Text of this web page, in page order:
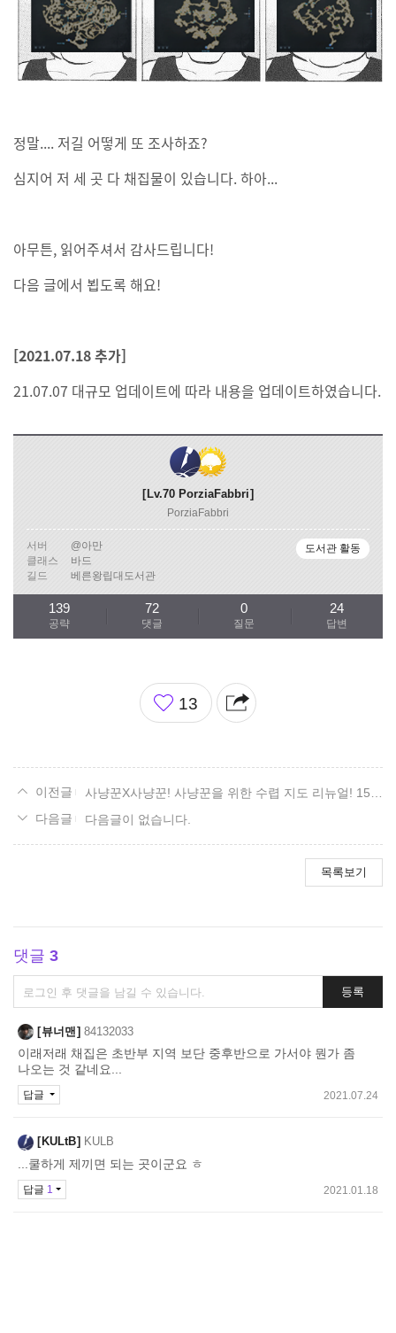
정말.... 저길 어떻게 또 조사하죠?
심지어 저 세 곳 다 채집물이 있습니다. 하아...
아무튼, 읽어주셔서 감사드립니다!
다음 글에서 뵙도록 해요!
[2021.07.18 추가]
21.07.07 대규모 업데이트에 따라 내용을 업데이트하였습니다.
Lv.70 PorziaFabbri
PorziaFabbri
서버
@아만
클래스
바드
길드
베른왕립대도서관
도서관 활동
공략
139
댓글
72
질문
0
답변
24
좋
아
13
사냥꾼X사냥꾼! 사냥꾼을 위한 수렵 지도 리뉴얼! 15. 볼다이크 편.
다음글이 없습니다.
목록보기
댓글 3
댓
글
쓰
기
등록
뷰너맨 84132033
이래저래 채집은 초반부 지역 보단 중후반으로 가서야 뭔가 좀
나오는 것 같네요...
2021.07.24
답글
KULtB KULB
...쿨하게 제끼면 되는 곳이군요 ㅎ
2021.01.18
답글 1